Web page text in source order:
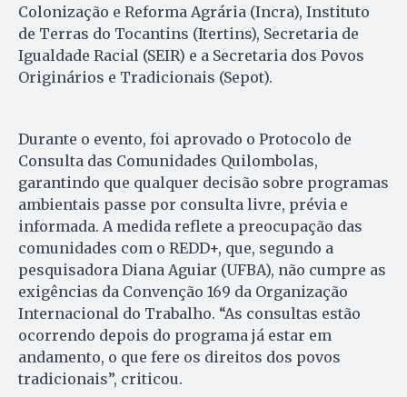
Colonização e Reforma Agrária (Incra), Instituto
de Terras do Tocantins (Itertins), Secretaria de
Igualdade Racial (SEIR) e a Secretaria dos Povos
Originários e Tradicionais (Sepot).
Durante o evento, foi aprovado o Protocolo de
Consulta das Comunidades Quilombolas,
garantindo que qualquer decisão sobre programas
ambientais passe por consulta livre, prévia e
informada. A medida reflete a preocupação das
comunidades com o REDD+, que, segundo a
pesquisadora Diana Aguiar (UFBA), não cumpre as
exigências da Convenção 169 da Organização
Internacional do Trabalho. “As consultas estão
ocorrendo depois do programa já estar em
andamento, o que fere os direitos dos povos
tradicionais”, criticou.